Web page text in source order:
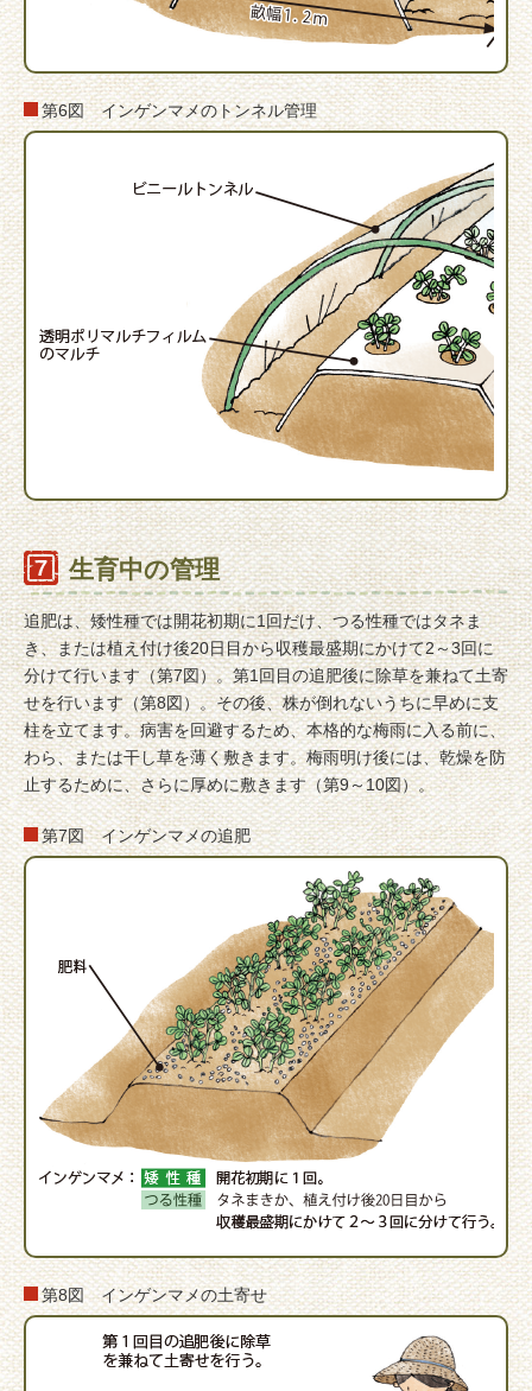
第6図 インゲンマメのトンネル管理
生育中の管理
追肥は、矮性種では開花初期に1回だけ、つる性種ではタネま
き、または植え付け後20日目から収穫最盛期にかけて2～3回に
分けて行います（第7図）。第1回目の追肥後に除草を兼ねて土寄
せを行います（第8図）。その後、株が倒れないうちに早めに支
柱を立てます。病害を回避するため、本格的な梅雨に入る前に、
わら、または干し草を薄く敷きます。梅雨明け後には、乾燥を防
止するために、さらに厚めに敷きます（第9～10図）。
第7図 インゲンマメの追肥
第8図 インゲンマメの土寄せ